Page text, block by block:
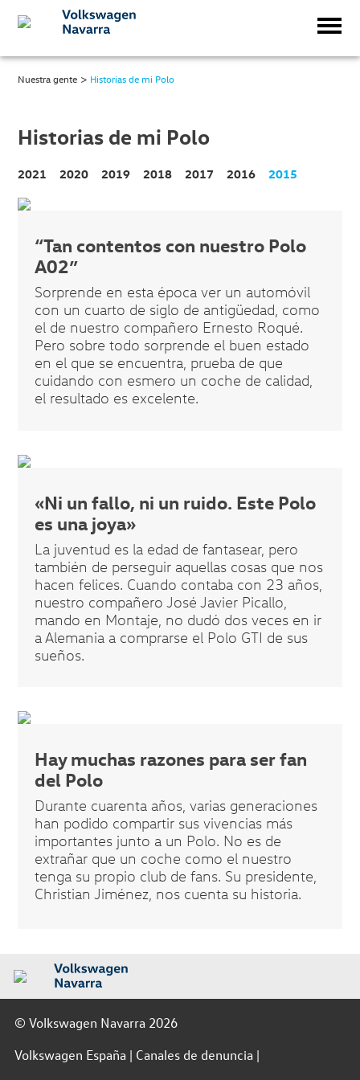
Nuestra gente > Historias de mi Polo
Historias de mi Polo
2021 2020 2019 2018 2017 2016 2015
“Tan contentos con nuestro Polo
A02”
Sorprende en esta época ver un automóvil
con un cuarto de siglo de antigüedad, como
el de nuestro compañero Ernesto Roqué.
Pero sobre todo sorprende el buen estado
en el que se encuentra, prueba de que
cuidando con esmero un coche de calidad,
el resultado es excelente.
«Ni un fallo, ni un ruido. Este Polo
es una joya»
La juventud es la edad de fantasear, pero
también de perseguir aquellas cosas que nos
hacen felices. Cuando contaba con 23 años,
nuestro compañero José Javier Picallo,
mando en Montaje, no dudó dos veces en ir
a Alemania a comprarse el Polo GTI de sus
sueños.
Hay muchas razones para ser fan
del Polo
Durante cuarenta años, varias generaciones
han podido compartir sus vivencias más
importantes junto a un Polo. No es de
extrañar que un coche como el nuestro
tenga su propio club de fans. Su presidente,
Christian Jiménez, nos cuenta su historia.
© Volkswagen Navarra 2026
Volkswagen España
Canales de denuncia